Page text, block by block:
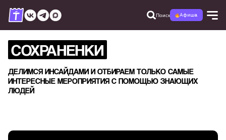
Поиск Афиша
СОХРАНЕНКИ
ДЕЛИМСЯ ИНСАЙДАМИ И ОТБИРАЕМ ТОЛЬКО САМЫЕ
ИНТЕРЕСНЫЕ МЕРОПРИЯТИЯ С ПОМОЩЬЮ ЗНАЮЩИХ
ЛЮДЕЙ